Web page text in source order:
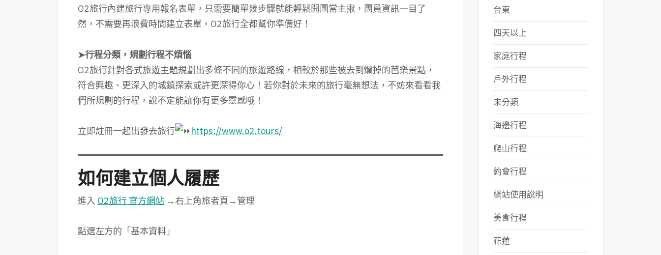
O2旅行內建旅行專用報名表單，只需要簡單幾步驟就能輕鬆開團當主揪，團員資訊一目了
然，不需要再浪費時間建立表單，O2旅行全都幫你準備好！
➤行程分類，規劃行程不煩惱
O2旅行針對各式旅遊主題規劃出多條不同的旅遊路線，相較於那些被去到爛掉的芭樂景點，
符合興趣、更深入的城鎮探索或許更深得你心！若你對於未來的旅行毫無想法，不妨來看看我
們所規劃的行程，說不定能讓你有更多靈感哦！
立即註冊一起出發去旅行 https://www.o2.tours/
如何建立個人履歷
進入 O2旅行 官方網站 →右上角旅者頁→管理
點選左方的「基本資料」
台東
四天以上
家庭行程
戶外行程
未分類
海邊行程
爬山行程
約會行程
網站使用說明
美食行程
花蓮